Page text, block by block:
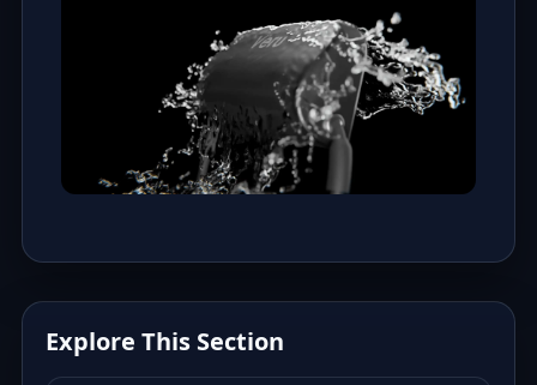
Explore This Section